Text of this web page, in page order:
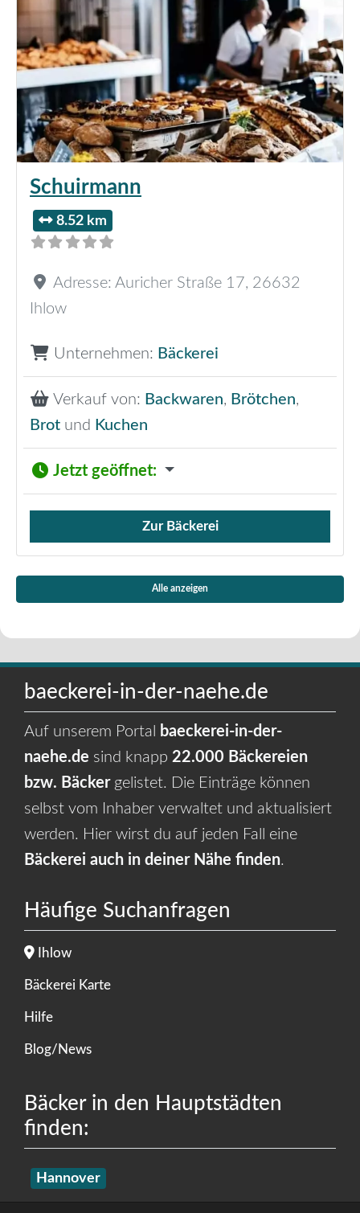
Schuirmann
8.52 km
Adresse: Auricher Straße 17, 26632
Ihlow
Unternehmen: Bäckerei
Verkauf von: Backwaren, Brötchen,
Brot und Kuchen
Jetzt geöffnet:
Verkauf von Brötchen,
Zur Bäckerei
Alle anzeigen
baeckerei-in-der-naehe.de
Auf unserem Portal
baeckerei-in-der-
naehe.de sind knapp 22.000 Bäckereien
bzw. Bäckergelistet. Die Einträge können
selbst vom Inhaber verwaltet und aktualisiert
werden. Hier wirst du auf jeden Fall eine
Bäckerei auch in deiner Nähe finden.
Häufige Suchanfragen
Ihlow
Bäckerei Karte
Hilfe
Blog/News
Bäcker in den Hauptstädten
finden:
Hannover